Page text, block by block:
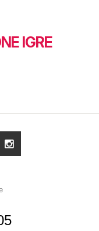
IGRE